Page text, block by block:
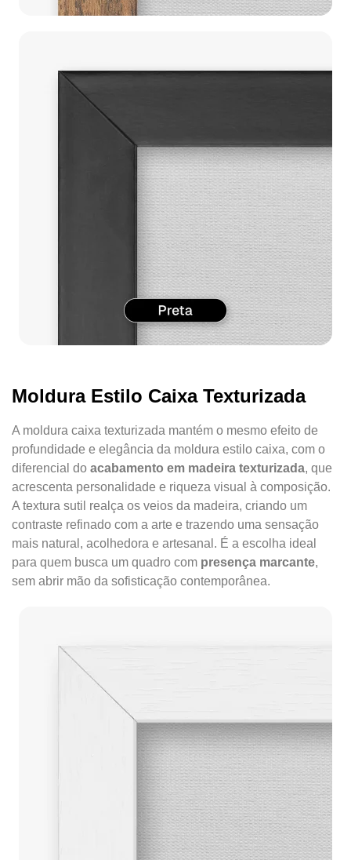
Moldura Estilo Caixa Texturizada
A moldura caixa texturizada mantém o mesmo efeito de
profundidade e elegância da moldura estilo caixa, com o
diferencial do acabamento em madeira texturizada, que
acrescenta personalidade e riqueza visual à composição.
A textura sutil realça os veios da madeira, criando um
contraste refinado com a arte e trazendo uma sensação
mais natural, acolhedora e artesanal. É a escolha ideal
para quem busca um quadro com presença marcante,
sem abrir mão da sofisticação contemporânea.